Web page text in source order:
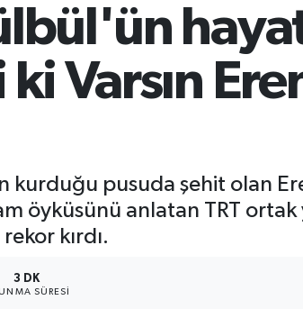
Varsın
kurduğu pusuda şehit olan
öyküsünü anlatan TRT ortak
kırdı.
3 DK
SÜRESI